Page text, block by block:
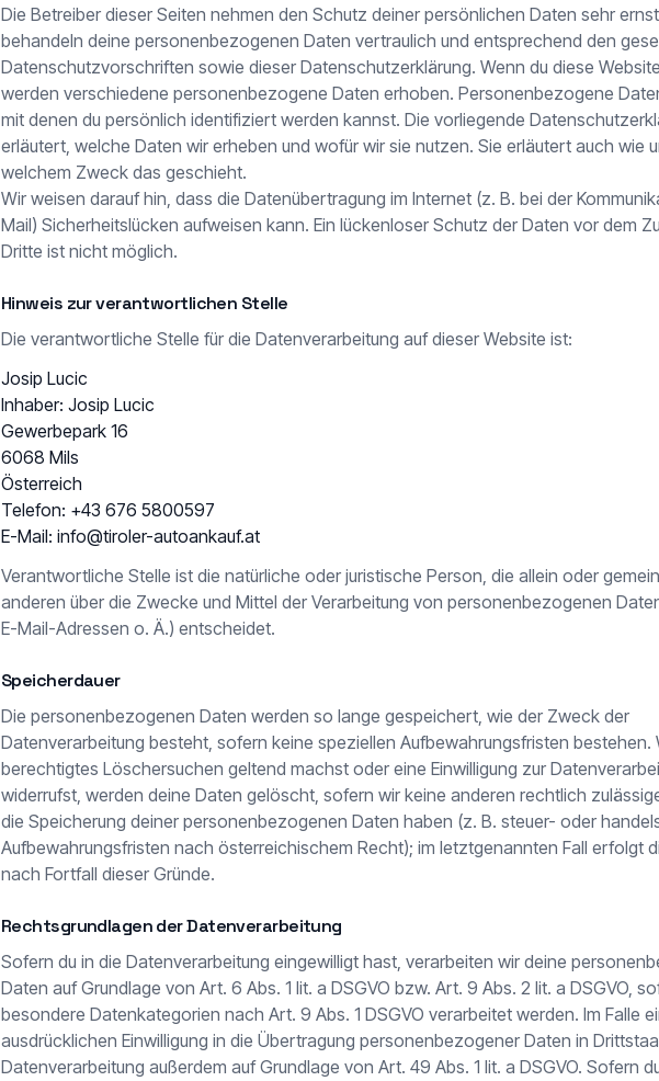
Die Betreiber dieser Seiten nehmen den Schutz deiner persönlichen Daten sehr
behandeln deine personenbezogenen Daten vertraulich und entsprechend den
Datenschutzvorschriften sowie dieser Datenschutzerklärung. Wenn du diese
werden verschiedene personenbezogene Daten erhoben. Personenbezogene
mit denen du persönlich identifiziert werden kannst. Die vorliegende
erläutert, welche Daten wir erheben und wofür wir sie nutzen. Sie erläutert auch wie
welchem Zweck das geschieht.
Wir weisen darauf hin, dass die Datenübertragung im Internet (z. B. bei der
Mail) Sicherheitslücken aufweisen kann. Ein lückenloser Schutz der Daten vor dem
Dritte ist nicht möglich.
Hinweis zur verantwortlichen Stelle
Die verantwortliche Stelle für die Datenverarbeitung auf dieser Website ist:
Josip Lucic
Inhaber: Josip Lucic
Gewerbepark 16
6068 Mils
Österreich
Telefon: +43 676 5800597
E-Mail: info@tiroler-autoankauf.at
Verantwortliche Stelle ist die natürliche oder juristische Person, die allein oder
anderen über die Zwecke und Mittel der Verarbeitung von personenbezogenen
E-Mail-Adressen o. Ä.) entscheidet.
Speicherdauer
Die personenbezogenen Daten werden so lange gespeichert, wie der Zweck der
Datenverarbeitung besteht, sofern keine speziellen Aufbewahrungsfristen bestehen.
berechtigtes Löschersuchen geltend machst oder eine Einwilligung zur
widerrufst, werden deine Daten gelöscht, sofern wir keine anderen rechtlich
die Speicherung deiner personenbezogenen Daten haben (z. B. steuer- oder
Aufbewahrungsfristen nach österreichischem Recht); im letztgenannten Fall erfolgt
nach Fortfall dieser Gründe.
Rechtsgrundlagen der Datenverarbeitung
Sofern du in die Datenverarbeitung eingewilligt hast, verarbeiten wir deine
Daten auf Grundlage von Art. 6 Abs. 1 lit. a DSGVO bzw. Art. 9 Abs. 2 lit. a DSGVO,
besondere Datenkategorien nach Art. 9 Abs. 1 DSGVO verarbeitet werden. Im Falle
ausdrücklichen Einwilligung in die Übertragung personenbezogener Daten in
Datenverarbeitung außerdem auf Grundlage von Art. 49 Abs. 1 lit. a DSGVO. Sofern